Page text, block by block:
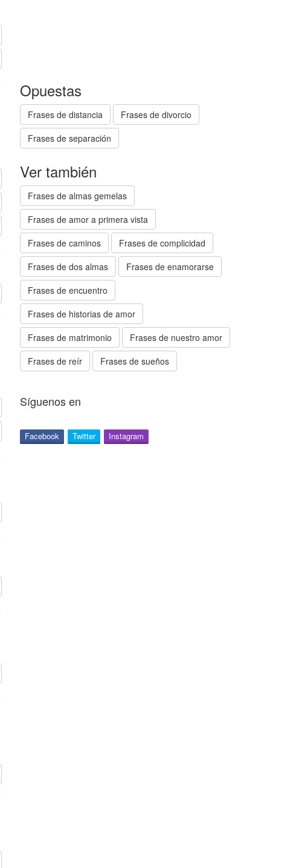
Opuestas
Frases de distancia
Frases de divorcio
Frases de separación
Ver también
Frases de almas gemelas
Frases de amor a primera vista
Frases de caminos
Frases de complicidad
Frases de dos almas
Frases de enamorarse
Frases de encuentro
Frases de historias de amor
Frases de matrimonio
Frases de nuestro amor
Frases de reír
Frases de sueños
Síguenos en
Facebook Twitter Instagram